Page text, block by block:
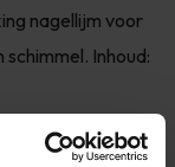
nagellijm voor
Inhoud: